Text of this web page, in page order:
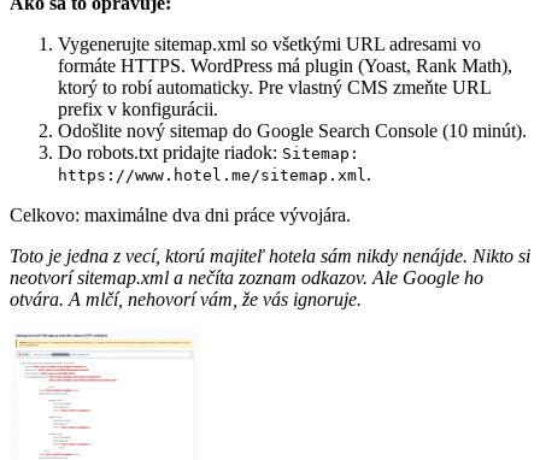
Vygenerujte sitemap.xml so všetkými URL adresami vo
formáte HTTPS. WordPress má plugin (Yoast, Rank Math),
ktorý to robí automaticky. Pre vlastný CMS zmeňte URL
prefix v konfigurácii.
Odošlite nový sitemap do Google Search Console (10 minút).
Do robots.txt pridajte riadok: Sitemap:
https://www.hotel.me/sitemap.xml .
Celkovo: maximálne dva dni práce vývojára.
Toto je jedna z vecí, ktorú majiteľ hotela sám nikdy nenájde. Nikto si
neotvorí sitemap.xml a nečíta zoznam odkazov. Ale Google ho
otvára. A mlčí, nehovorí vám, že vás ignoruje.